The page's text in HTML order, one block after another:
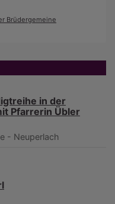
Brüdergemeine
in der
Pfarrerin Übler
- Neuperlach